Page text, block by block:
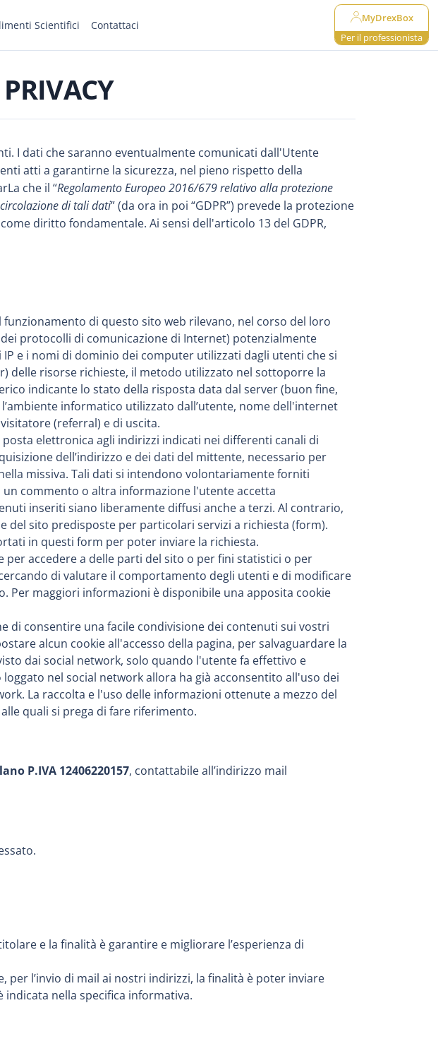
Scientifici Contattaci
MyDrexBox
Per il professionista
I dati che saranno eventualmente comunicati dall'Utente
atti a garantirne la sicurezza, nel pieno rispetto della
che il “Regolamento Europeo 2016/679 relativo alla protezione
di tali dati” (da ora in poi “GDPR”) prevede la protezione
diritto fondamentale. Ai sensi dell'articolo 13 del GDPR,
di questo sito web rilevano, nel corso del loro
protocolli di comunicazione di Internet) potenzialmente
e i nomi di dominio dei computer utilizzati dagli utenti che si
delle risorse richieste, il metodo utilizzato nel sottoporre la
indicante lo stato della risposta data dal server (buon fine,
informatico utilizzato dall’utente, nome dell'internet
(referral) e di uscita.
posta elettronica agli indirizzi indicati nei differenti canali di
dell’indirizzo e dei dati del mittente, necessario per
missiva. Tali dati si intendono volontariamente forniti
commento o altra informazione l'utente accetta
inseriti siano liberamente diffusi anche a terzi. Al contrario,
del sito predisposte per particolari servizi a richiesta (form).
in questi form per poter inviare la richiesta.
accedere a delle parti del sito o per fini statistici o per
di valutare il comportamento degli utenti e di modificare
maggiori informazioni è disponibile una apposita cookie
di consentire una facile condivisione dei contenuti sui vostri
alcun cookie all'accesso della pagina, per salvaguardare la
dai social network, solo quando l'utente fa effettivo e
nel social network allora ha già acconsentito all'uso dei
La raccolta e l'uso delle informazioni ottenute a mezzo del
quali si prega di fare riferimento.
P.IVA 12406220157, contattabile all’indirizzo mail
e la finalità è garantire e migliorare l’esperienza di
per l’invio di mail ai nostri indirizzi, la finalità è poter inviare
nella specifica informativa.